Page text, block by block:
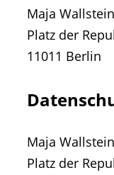
Maja
Platz der
11011 Berlin
Maja
Platz der